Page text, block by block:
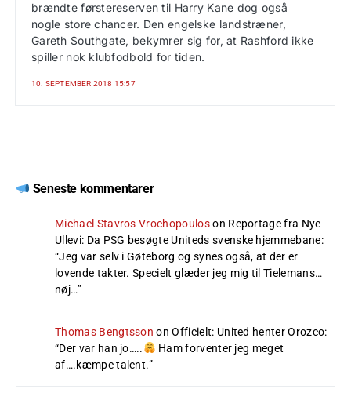
brændte førstereserven til Harry Kane dog også
nogle store chancer. Den engelske landstræner,
Gareth Southgate, bekymrer sig for, at Rashford ikke
spiller nok klubfodbold for tiden.
10. SEPTEMBER 2018 15:57
Seneste kommentarer
Michael Stavros Vrochopouloson Reportage fra Nye
Ullevi: Da PSG besøgte Uniteds svenske hjemmebane:
“Jeg var selv i Gøteborg og synes også, at der er
lovende takter. Specielt glæder jeg mig til Tielemans…
nøj…”
Thomas Bengtsson onOfficielt: United henter Orozco:
“Der var han jo…..
Ham forventer jeg meget
af….kæmpe talent.”